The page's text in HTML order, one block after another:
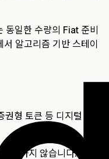
동일한 수량의 Fiat 준비
알고리즘 기반 스테이
형 토큰 등 디지털 자산
재하지 않습니다. 따라